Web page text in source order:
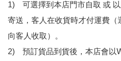
1)　可選擇到本店門市自取 或
寄送，客人在收貨時才付運費
向客人收取）。
2)　預訂貨品到貨後，本店會以